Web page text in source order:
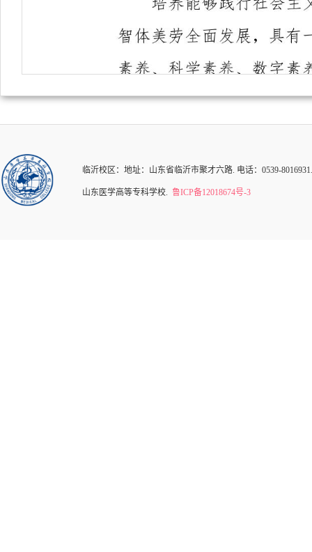
临沂校区：地址：山东省临沂市聚才六路. 电话：0539-
山东医学高等专科学校. 鲁ICP备12018674号-3